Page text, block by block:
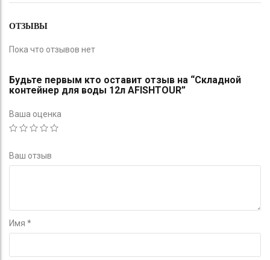
ОТЗЫВЫ
Пока что отзывов нет
Будьте первым кто оставит отзыв на “Складной
контейнер для воды 12л AFISHTOUR”
Ваша оценка
Ваш отзыв
Имя *